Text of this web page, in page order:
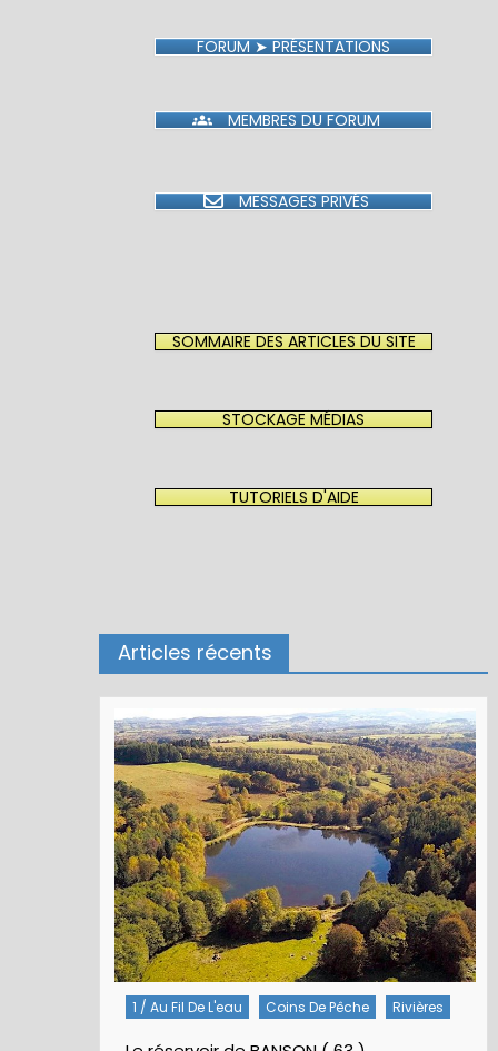
FORUM ➤ PRÉSENTATIONS
MEMBRES DU FORUM
MESSAGES PRIVÉS
SOMMAIRE DES ARTICLES DU SITE
STOCKAGE MÉDIAS
TUTORIELS D'AIDE
Articles récents
1 / Au Fil De L'eau Coins De Pêche Rivières